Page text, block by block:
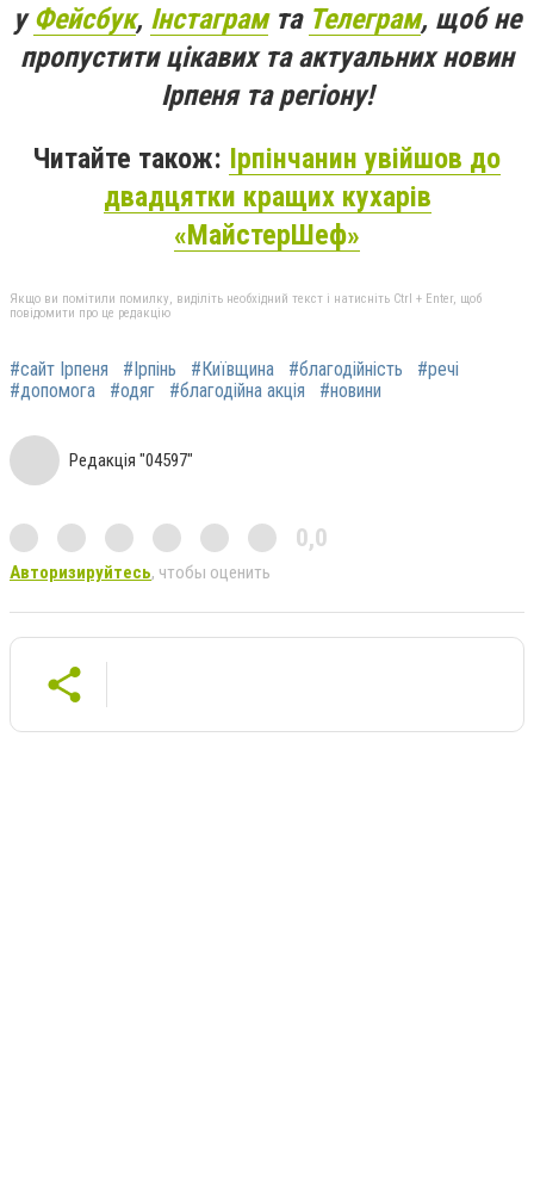
уФейсбук, Інстаграмта Телеграм, щоб не
пропустити цікавих та актуальних новин
Ірпеня та регіону!
Читайте також: Ірпінчанин увійшов до
двадцятки кращих кухарів
«МайстерШеф»
Якщо ви помітили помилку, виділіть необхідний текст і натисніть Ctrl + Enter, щоб
повідомити про це редакцію
#сайт Ірпеня #Ірпінь #Київщина #благодійність
#речі
#допомога
#одяг #благодійна акція #новини
Редакція "04597"
0,0
Авторизируйтесь, чтобы оценить